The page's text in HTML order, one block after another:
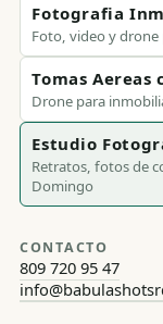
Fotografia
Foto, video y
Tomas Aereas
Drone para
Estudio
Retratos, fotos de
Domingo
CONTACTO
809 720 95 47